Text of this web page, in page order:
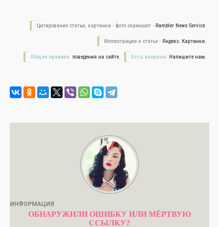
Цитирование статьи, картинки - фото скриншот - Rambler News Service.
Иллюстрация к статье - Яндекс. Картинки.
Есть вопросы. Напишите нам.
Общие правила поведения на сайте.
ИНФОРМАЦИЯ
ОБНАРУЖИЛИ ОШИБКУ ИЛИ МЁРТВУЮ
ССЫЛКУ?